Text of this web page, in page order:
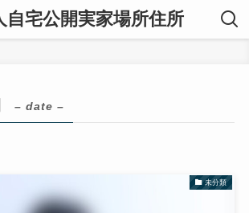
自宅公開実家場所住所
– date –
未分類